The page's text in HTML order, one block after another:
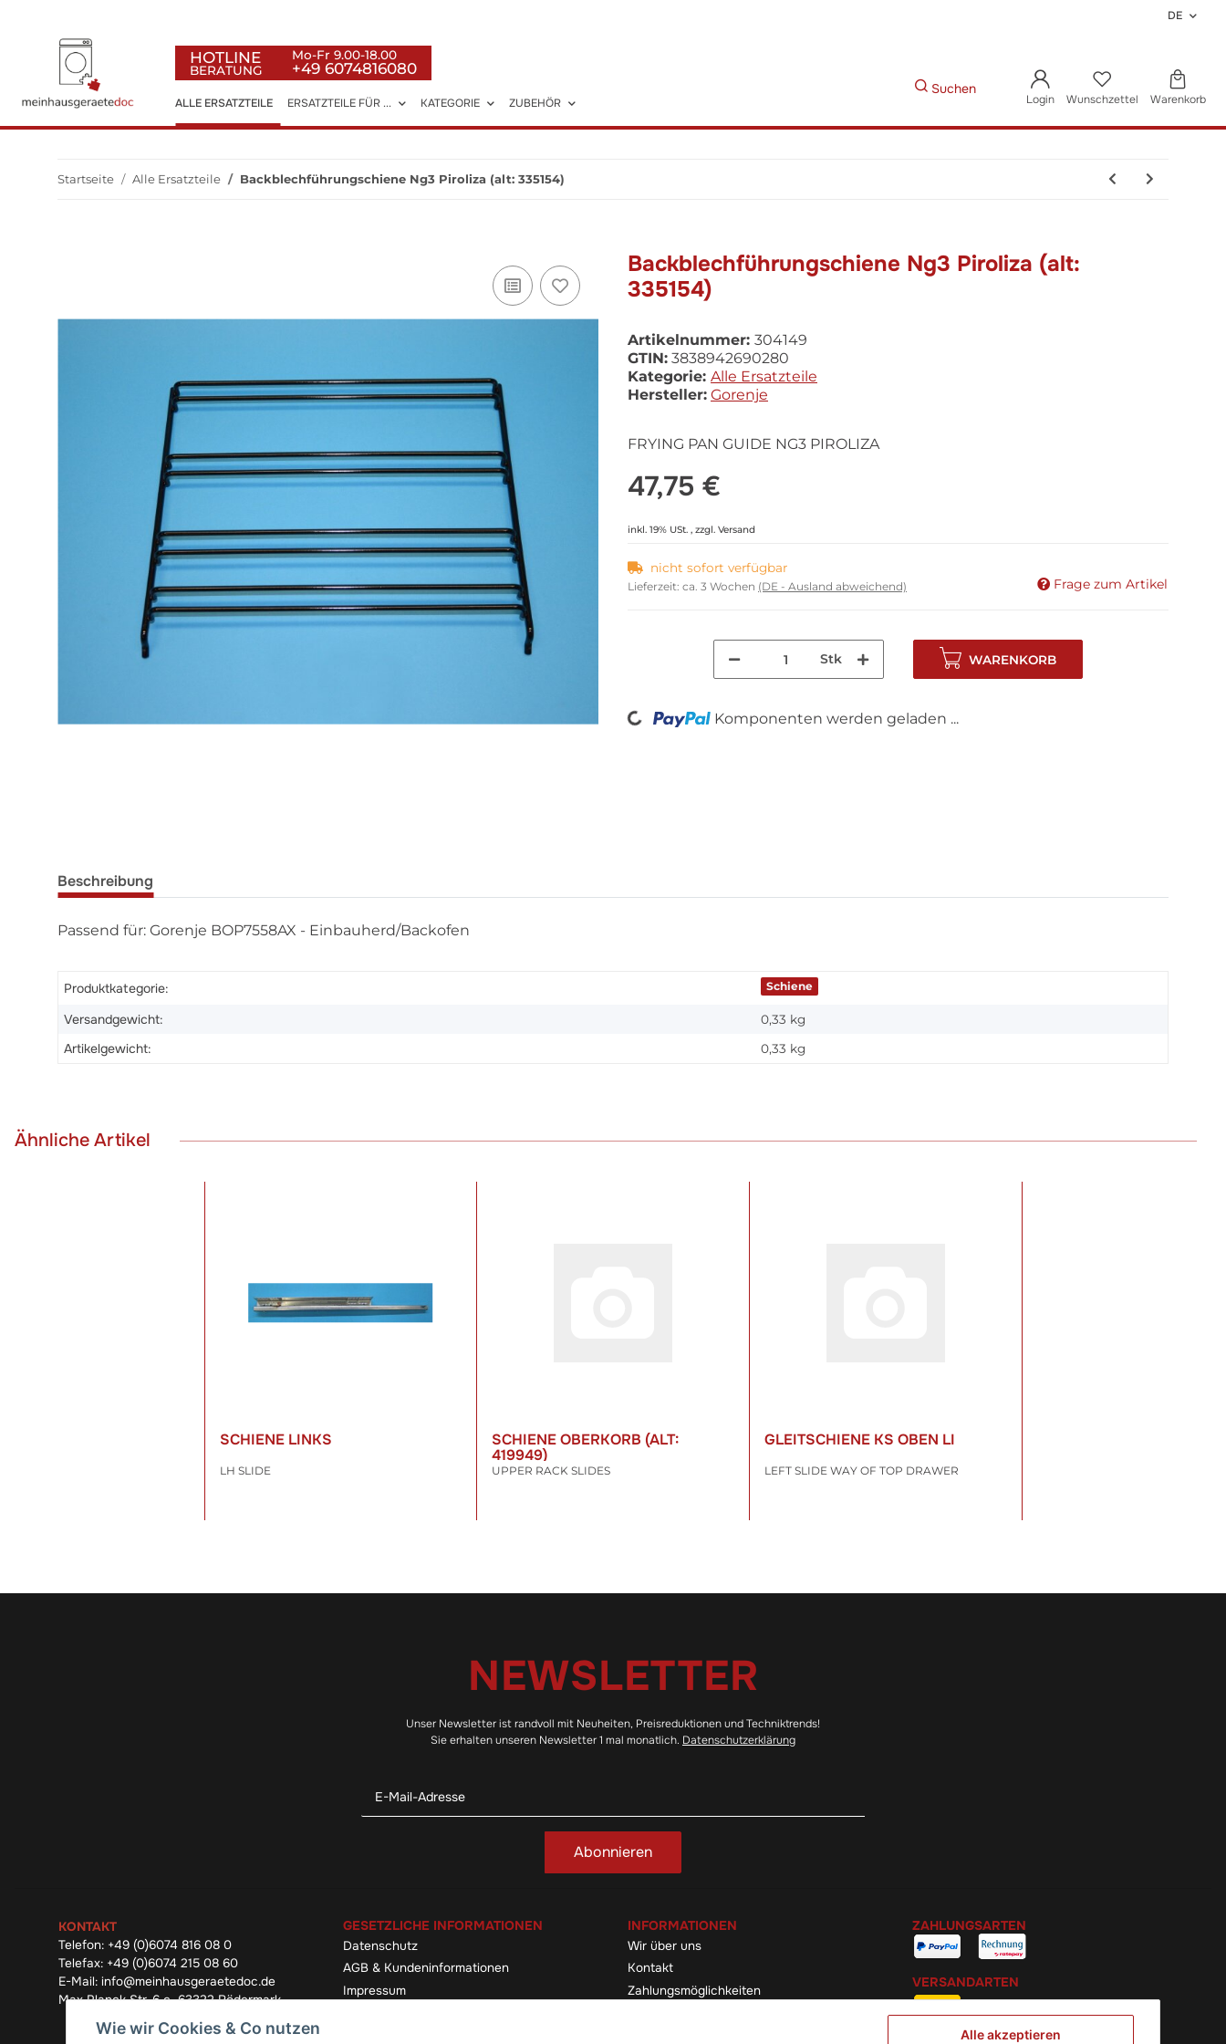
DE
Suchen
Login Wunschzettel Warenkorb
HOTLINE
BERATUNG
Mo-Fr 9.00-18.00
+49 6074816080
ALLE ERSATZTEILE ERSATZTEILE FÜR ... KATEGORIE ZUBEHÖR
Startseite Alle Ersatzteile Backblechführungschiene Ng3 Piroliza (alt: 335154)
Backblechführungschiene Ng3 Piroliza (alt:
335154)
Artikelnummer: 304149
GTIN: 3838942690280
Kategorie: Alle Ersatzteile
Hersteller: Gorenje
FRYING PAN GUIDE NG3 PIROLIZA
47,75 €
inkl. 19% USt. , zzgl. Versand
nicht sofort verfügbar
Lieferzeit: ca. 3 Wochen (DE - Ausland abweichend) Frage zum Artikel
Stk WARENKORB
Komponenten werden geladen ...
Beschreibung
Passend für: Gorenje BOP7558AX - Einbauherd/Backofen
Produktkategorie: Schiene
Versandgewicht: 0,33 kg
Artikelgewicht: 0,33 kg
Ähnliche Artikel
SCHIENE LINKS
LH SLIDE
WARENKORB
SCHIENE OBERKORB (ALT:
419949)
UPPER RACK SLIDES
WARENKORB
GLEITSCHIENE KS OBEN LI
LEFT SLIDE WAY OF TOP DRAWER
WARENKORB
NEWSLETTER
Unser Newsletter ist randvoll mit Neuheiten, Preisreduktionen und Techniktrends!
Sie erhalten unseren Newsletter 1 mal monatlich. Datenschutzerklärung
Abonnieren
KONTAKT
Telefon: +49 (0)6074 816 08 0
Telefax: +49 (0)6074 215 08 60
E-Mail: info@meinhausgeraetedoc.de
Max Planck Str. 6 c, 63322 Rödermark
GESETZLICHE INFORMATIONEN
Datenschutz
AGB & Kundeninformationen
Impressum
INFORMATIONEN
Wir über uns
Kontakt
Zahlungsmöglichkeiten
ZAHLUNGSARTEN
VERSANDARTEN
Wie wir Cookies & Co nutzen Alle akzeptieren